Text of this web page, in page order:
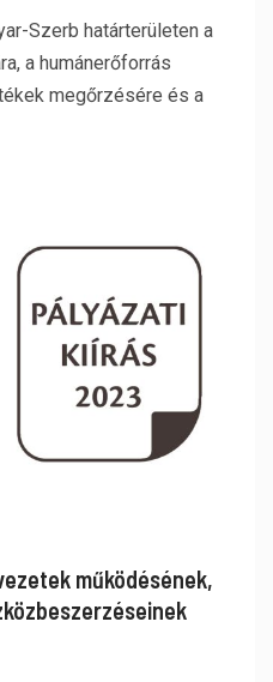
Szerb határterületen a
a humánerőforrás
megőrzésére és a
működésének,